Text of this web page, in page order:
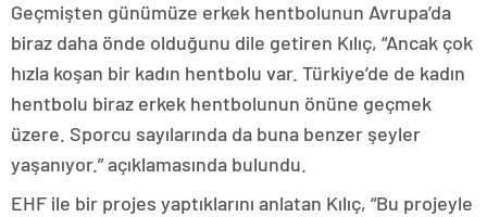
Geçmişten günümüze erkek hentbolunun Avrupa’da
biraz daha önde olduğunu dile getiren Kılıç, “Ancak çok
hızla koşan bir kadın hentbolu var. Türkiye’de de kadın
hentbolu biraz erkek hentbolunun önüne geçmek
üzere. Sporcu sayılarında da buna benzer şeyler
yaşanıyor.” açıklamasında bulundu.
EHF ile bir projes yaptıklarını anlatan Kılıç, “Bu projeyle